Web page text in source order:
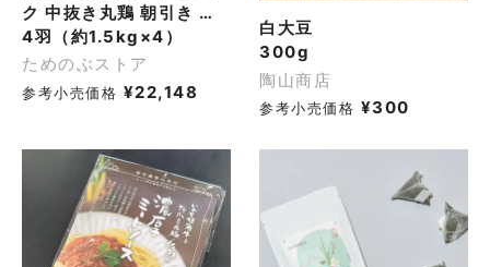
ク 中抜き丸鶏 朝引き 朝
締め 当日発送
4羽（約1.5kg×4）
ためのぶストア
参考小売価格 ¥22,148
白大豆
300g
陶山商店
参考小売価格 ¥300